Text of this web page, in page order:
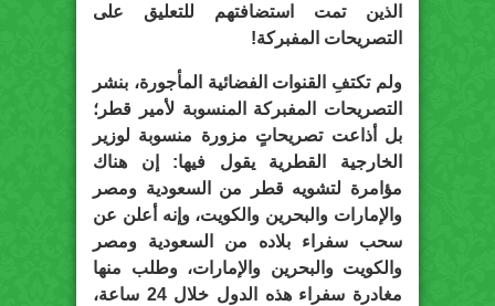
الذين تمت استضافتهم للتعليق على
التصريحات المفبركة!
ولم تكتفِ القنوات الفضائية المأجورة، بنشر
التصريحات المفبركة المنسوبة لأمير قطر؛
بل أذاعت تصريحاتٍ مزورة منسوبة لوزير
الخارجية القطرية يقول فيها: إن هناك
مؤامرة لتشويه قطر من السعودية ومصر
والإمارات والبحرين والكويت، وإنه أعلن عن
سحب سفراء بلاده من السعودية ومصر
والكويت والبحرين والإمارات، وطلب منها
مغادرة سفراء هذه الدول خلال 24 ساعة،